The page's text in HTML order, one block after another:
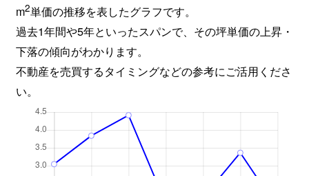
m2単価の推移を表したグラフです。
過去1年間や5年といったスパンで、その坪単価の上昇・
下落の傾向がわかります。
不動産を売買するタイミングなどの参考にご活用くださ
い。